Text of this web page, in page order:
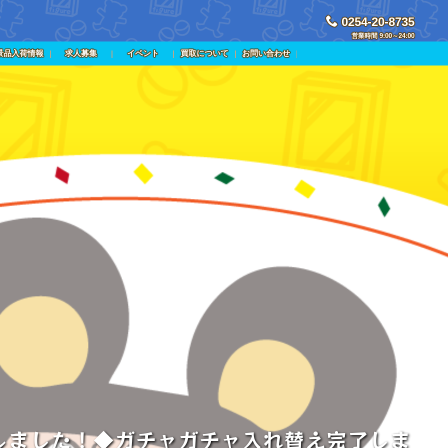
0254-20-8735
営業時間 9:00～24:00
品入荷情報 求人募集 イベント 買取について お問い合わせ
した！◆ガチャガチャ入れ替え完了しま